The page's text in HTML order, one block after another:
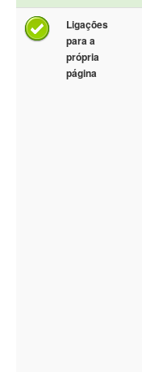
Ligações
para a
própria
página